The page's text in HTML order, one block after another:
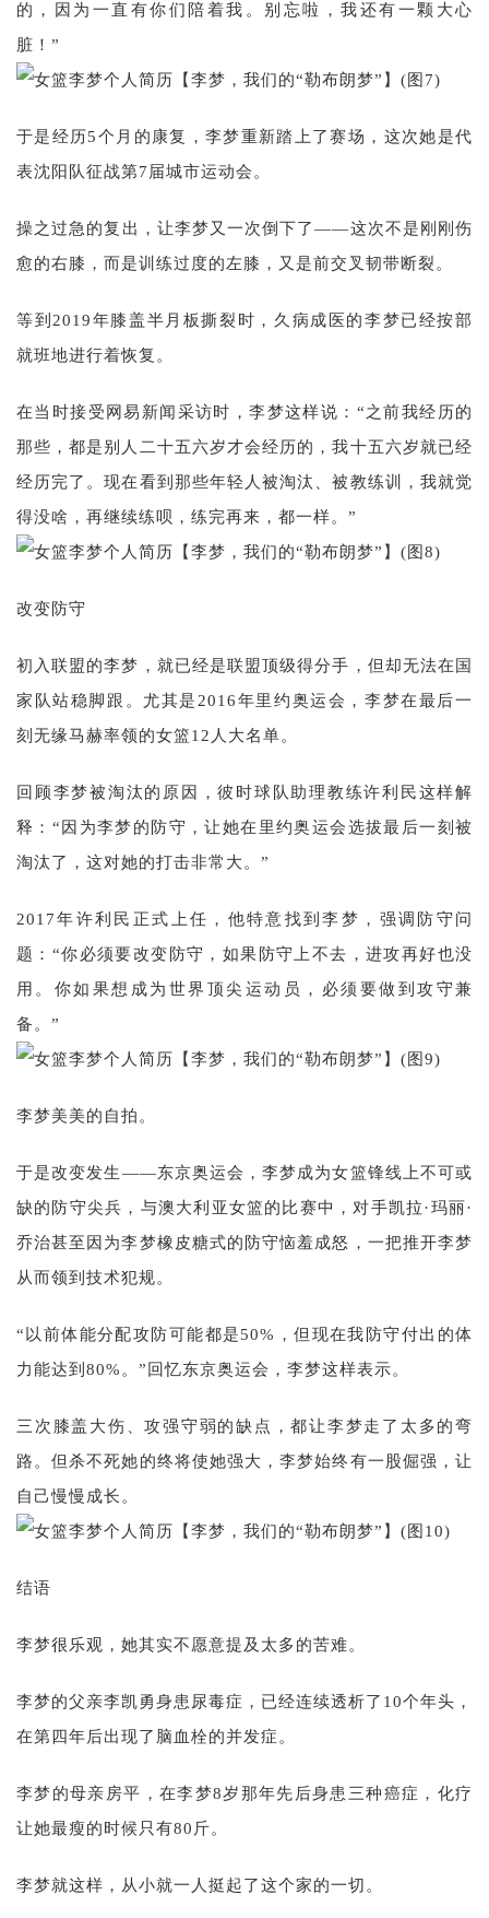
的，因为一直有你们陪着我。别忘啦，我还有一颗大心
脏！”
于是经历5个月的康复，李梦重新踏上了赛场，这次她是代
表沈阳队征战第7届城市运动会。
操之过急的复出，让李梦又一次倒下了——这次不是刚刚伤
愈的右膝，而是训练过度的左膝，又是前交叉韧带断裂。
等到2019年膝盖半月板撕裂时，久病成医的李梦已经按部
就班地进行着恢复。
在当时接受网易新闻采访时，李梦这样说：“之前我经历的
那些，都是别人二十五六岁才会经历的，我十五六岁就已经
经历完了。现在看到那些年轻人被淘汰、被教练训，我就觉
得没啥，再继续练呗，练完再来，都一样。”
改变防守
初入联盟的李梦，就已经是联盟顶级得分手，但却无法在国
家队站稳脚跟。尤其是2016年里约奥运会，李梦在最后一
刻无缘马赫率领的女篮12人大名单。
回顾李梦被淘汰的原因，彼时球队助理教练许利民这样解
释：“因为李梦的防守，让她在里约奥运会选拔最后一刻被
淘汰了，这对她的打击非常大。”
2017年许利民正式上任，他特意找到李梦，强调防守问
题：“你必须要改变防守，如果防守上不去，进攻再好也没
用。你如果想成为世界顶尖运动员，必须要做到攻守兼
备。”
李梦美美的自拍。
于是改变发生——东京奥运会，李梦成为女篮锋线上不可或
缺的防守尖兵，与澳大利亚女篮的比赛中，对手凯拉·玛丽·
乔治甚至因为李梦橡皮糖式的防守恼羞成怒，一把推开李梦
从而领到技术犯规。
“以前体能分配攻防可能都是50%，但现在我防守付出的体
力能达到80%。”回忆东京奥运会，李梦这样表示。
三次膝盖大伤、攻强守弱的缺点，都让李梦走了太多的弯
路。但杀不死她的终将使她强大，李梦始终有一股倔强，让
自己慢慢成长。
结语
李梦很乐观，她其实不愿意提及太多的苦难。
李梦的父亲李凯勇身患尿毒症，已经连续透析了10个年头，
在第四年后出现了脑血栓的并发症。
李梦的母亲房平，在李梦8岁那年先后身患三种癌症，化疗
让她最瘦的时候只有80斤。
李梦就这样，从小就一人挺起了这个家的一切。